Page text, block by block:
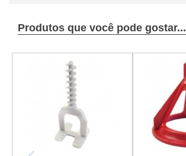
Produtos que você pode gostar...